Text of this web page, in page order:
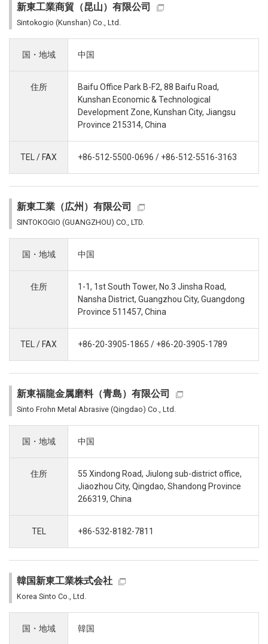
新東工業商貿（昆山）有限公司
Sintokogio (Kunshan) Co., Ltd.
国・地域 中国
住所
Baifu Office Park B-F2, 88 Baifu Road,
Kunshan Economic & Technological
Development Zone, Kunshan City, Jiangsu
Province 215314, China
TEL / FAX +86-512-5500-0696 / +86-512-5516-3163
新東工業（広州）有限公司
SINTOKOGIO (GUANGZHOU) CO., LTD.
国・地域 中国
住所
1-1, 1st South Tower, No.3 Jinsha Road,
Nansha District, Guangzhou City, Guangdong
Province 511457, China
TEL / FAX +86-20-3905-1865 / +86-20-3905-1789
新東福龍金属磨料（青島）有限公司
Sinto Frohn Metal Abrasive (Qingdao) Co., Ltd.
国・地域 中国
住所
55 Xindong Road, Jiulong sub-district office,
Jiaozhou City, Qingdao, Shandong Province
266319, China
TEL +86-532-8182-7811
韓国新東工業株式会社
Korea Sinto Co., Ltd.
国・地域 韓国